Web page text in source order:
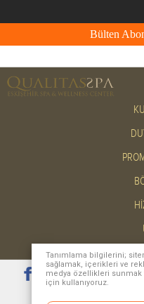
Bülten
Tanımlama bilgilerini;
sağlamak, içerikleri ve
medya özellikleri
için kullanıyoruz.